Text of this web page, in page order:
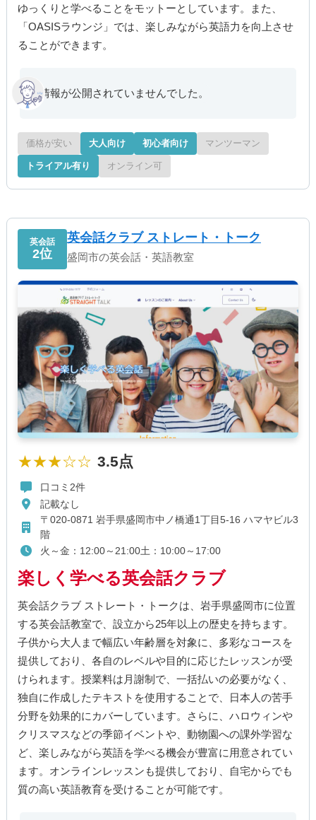
ゆっくりと学べることをモットーとしています。また、
「OASISラウンジ」では、楽しみながら英語力を向上させ
ることができます。
情報が公開されていませんでした。
価格が安い 大人向け 初心者向け マンツーマン
トライアル有り オンライン可
英会話
2位
英会話クラブ ストレート・トーク
盛岡市の英会話・英語教室
★★★☆☆ 3.5点
口コミ2件
記載なし
〒020-0871 岩手県盛岡市中ノ橋通1丁目5-16 ハマヤビル3
階
火～金：12:00～21:00土：10:00～17:00
楽しく学べる英会話クラブ
英会話クラブ ストレート・トークは、岩手県盛岡市に位置
する英会話教室で、設立から25年以上の歴史を持ちます。
子供から大人まで幅広い年齢層を対象に、多彩なコースを
提供しており、各自のレベルや目的に応じたレッスンが受
けられます。授業料は月謝制で、一括払いの必要がなく、
独自に作成したテキストを使用することで、日本人の苦手
分野を効果的にカバーしています。さらに、ハロウィンや
クリスマスなどの季節イベントや、動物園への課外学習な
ど、楽しみながら英語を学べる機会が豊富に用意されてい
ます。オンラインレッスンも提供しており、自宅からでも
質の高い英語教育を受けることが可能です。